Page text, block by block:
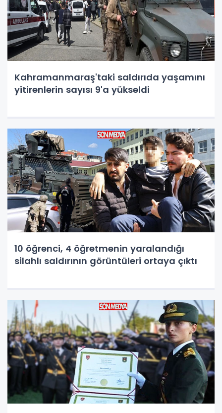
Kahramanmaraş'taki saldırıda yaşamını
yitirenlerin sayısı 9'a yükseldi
10 öğrenci, 4 öğretmenin yaralandığı
silahlı saldırının görüntüleri ortaya çıktı